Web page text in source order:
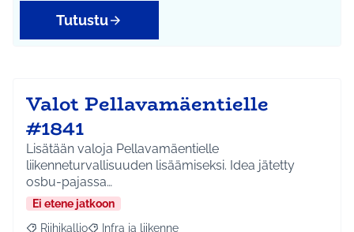
Tutustu
Valot Pellavamäentielle
#1841
Lisätään valoja Pellavamäentielle
liikenneturvallisuuden lisäämiseksi. Idea jätetty
osbu-pajassa…
Ei etene jatkoon
Riihikallio Infra ja liikenne